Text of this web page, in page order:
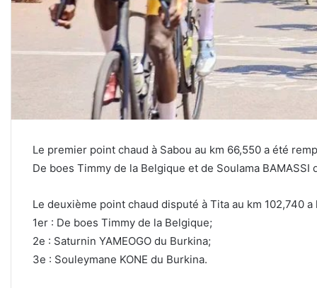
Le premier point chaud à Sabou au km 66,550 a été
De boes Timmy de la Belgique et de Soulama BAMASSI
Le deuxième point chaud disputé à Tita au km 102,740
1er : De boes Timmy de la Belgique;
2e : Saturnin YAMEOGO du Burkina;
3e : Souleymane KONE du Burkina.